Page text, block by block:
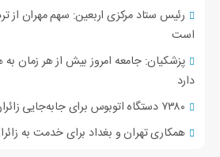
است
پزشکیان: جامعه امروز بیش از هر زمان به
دارد
۷۳۸۰ دستگاه اتوبوس برای جابه‌جایی زائران اربعین به‌ کارگیری شد
همکاری تهران و بغداد برای خدمت به